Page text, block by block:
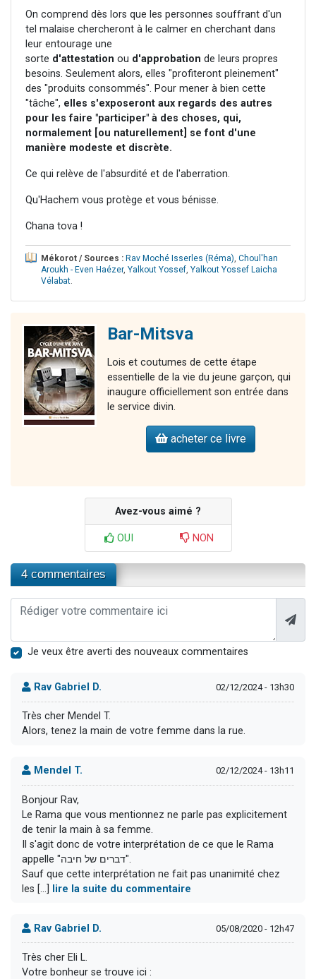
On comprend dès lors que les personnes souffrant d'un
tel malaise chercheront à le calmer en cherchant dans
leur entourage une
sorte d'attestation ou d'approbation de leurs propres
besoins. Seulement alors, elles "profiteront pleinement"
des "produits consommés". Pour mener à bien cette
"tâche", elles s'exposeront aux regards des autres
pour les faire "participer" à des choses, qui,
normalement [ou naturellement] se font d'une
manière modeste et discrète.
Ce qui relève de l'absurdité et de l'aberration.
Qu'Hachem vous protège et vous bénisse.
Chana tova !
Mékorot / Sources : Rav Moché Isserles (Réma), Choul'han
Aroukh - Even Haézer, Yalkout Yossef, Yalkout Yossef Laicha
Vélabat.
Bar-Mitsva
Lois et coutumes de cette étape
essentielle de la vie du jeune garçon, qui
inaugure officiellement son entrée dans
le service divin.
acheter ce livre
Avez-vous aimé ?
OUI NON
4 commentaires
Je veux être averti des nouveaux commentaires
Rav Gabriel D. 02/12/2024 - 13h30
Très cher Mendel T.
Alors, tenez la main de votre femme dans la rue.
Mendel T. 02/12/2024 - 13h11
Bonjour Rav,
Le Rama que vous mentionnez ne parle pas explicitement
de tenir la main à sa femme.
Il s'agit donc de votre interprétation de ce que le Rama
appelle "דברים של חיבה".
Sauf que cette interprétation ne fait pas unanimité chez
les [...]
lire la suite du commentaire
Rav Gabriel D. 05/08/2020 - 12h47
Très cher Eli L.
Votre bonheur se trouve ici :